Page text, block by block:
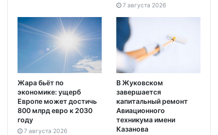
7 августа 2026
Жара бьёт по
экономике: ущерб
Европе может достичь
800 млрд евро к 2030
году
7 августа 2026
В Жуковском
завершается
капитальный ремонт
Авиационного
техникума имени
Казанова